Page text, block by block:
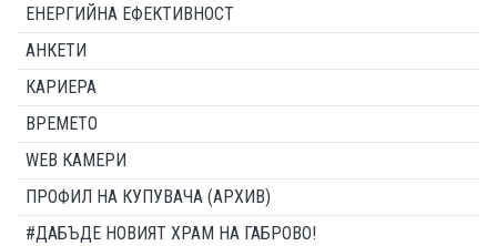
ЕНЕРГИЙНА ЕФЕКТИВНОСТ
АНКЕТИ
КАРИЕРА
ВРЕМЕТО
WEB КАМЕРИ
ПРОФИЛ НА КУПУВАЧА (АРХИВ)
#ДАБЪДЕ НОВИЯТ ХРАМ НА ГАБРОВО!